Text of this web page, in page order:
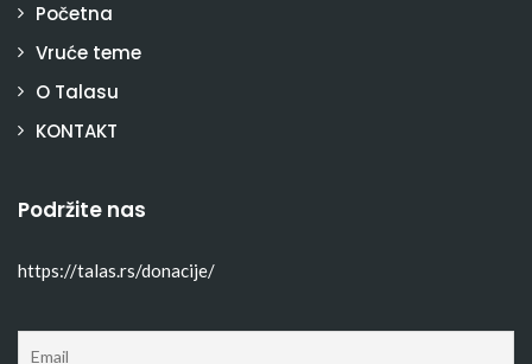
Početna
Vruće teme
O Talasu
KONTAKT
Podržite nas
https://talas.rs/donacije/